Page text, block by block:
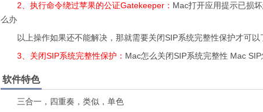
2、执行命令绕过苹果的公证Gatekeeper： Mac打开应用提示已损
么办
以上操作如果还不能解决，那就需要关闭SIP系统完整性保护才可以
3、关闭SIP系统完整性保护： Mac怎么关闭SIP系统完整性 Mac SIP
软件特色
三合一，四重奏，类似，单色